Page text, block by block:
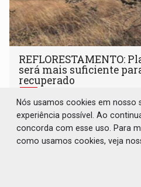
REFLORESTAMENTO:
será mais suficiente
recuperado
Brasil e Mundo 08 de
O modelo analisa os
diretamente no campo
Nós usamos cookies em
experiência possível. Ao
concorda com esse uso. Para
como usamos cookies, veja